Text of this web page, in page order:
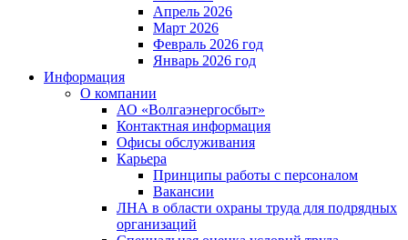
Апрель 2026
Март 2026
Февраль 2026 год
Январь 2026 год
Информация
О компании
АО «Волгаэнергосбыт»
Контактная информация
Офисы обслуживания
Карьера
Принципы работы с персоналом
Вакансии
ЛНА в области охраны труда для подрядных
организаций